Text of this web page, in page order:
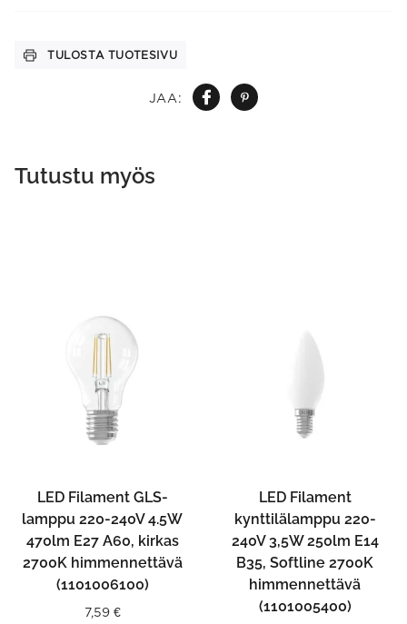
JAA:
TULOSTA TUOTESIVU
Tutustu myös
LED Filament GLS-
lamppu 220-240V 4.5W
470lm E27 A60, kirkas
2700K himmennettävä
(1101006100)
7,59 €
LED Filament
kynttilälamppu 220-
240V 3,5W 250lm E14
B35, Softline 2700K
himmennettävä
(1101005400)